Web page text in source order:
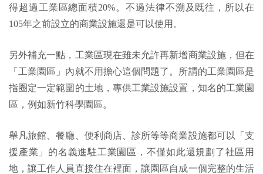
得超過工業區總面積20%。不過法律不溯及既往，所以在
105年之前設立的商業設施還是可以使用。
另外補充一點，工業區現在雖未允許再新增商業設施，但在
「工業園區」內就不用擔心這個問題了。所謂的工業園區是
指圈定一定範圍的土地，專供工業設施設置，知名的工業園
區，例如新竹科學園區。
舉凡旅館、餐廳、便利商店、診所等等商業設施都可以「支
援產業」的名義進駐工業園區，不僅如此還規劃了社區用
地，讓工作人員直接住在裡面，讓園區自成一個完整的生活